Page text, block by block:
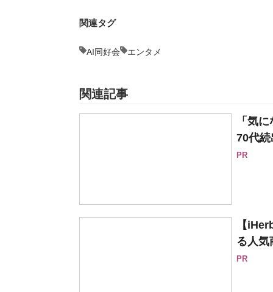
関連タグ
AI同好会 エンタメ
関連記事
「気
70代続
PR
【
る人気
PR